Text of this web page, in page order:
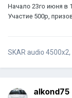
Начало 23го июня в
Участие 500р,
SKAR audio
alkond75